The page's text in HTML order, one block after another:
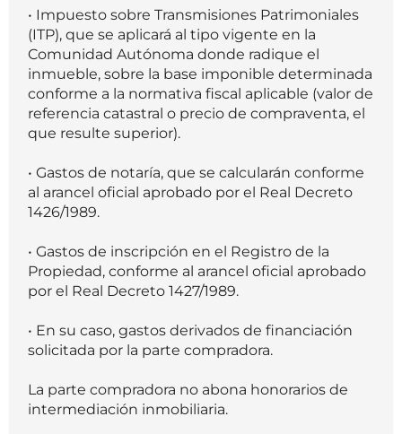
• Impuesto sobre Transmisiones Patrimoniales
(ITP), que se aplicará al tipo vigente en la
Comunidad Autónoma donde radique el
inmueble, sobre la base imponible determinada
conforme a la normativa fiscal aplicable (valor de
referencia catastral o precio de compraventa, el
que resulte superior).
• Gastos de notaría, que se calcularán conforme
al arancel oficial aprobado por el Real Decreto
1426/1989.
• Gastos de inscripción en el Registro de la
Propiedad, conforme al arancel oficial aprobado
por el Real Decreto 1427/1989.
• En su caso, gastos derivados de financiación
solicitada por la parte compradora.
La parte compradora no abona honorarios de
intermediación inmobiliaria.